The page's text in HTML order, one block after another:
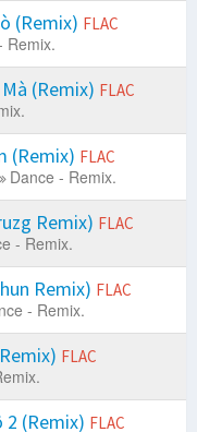
(Remix) FLAC
Remix.
(Remix) FLAC
(Remix) FLAC
Dance - Remix.
Remix) FLAC
- Remix.
Remix) FLAC
- Remix.
FLAC
2 (Remix) FLAC